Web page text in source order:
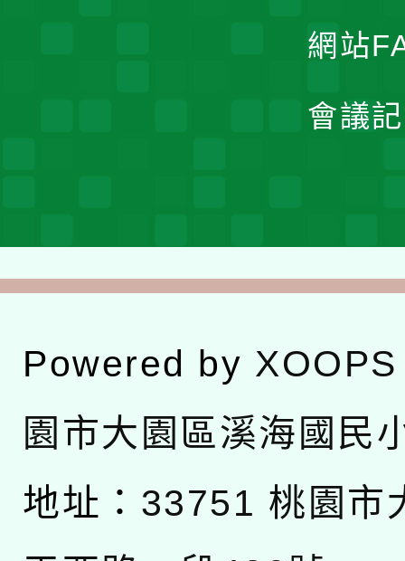
網站
會議
Powered by XOOPS
園市大園區溪海國民
地址： 33751 桃園市